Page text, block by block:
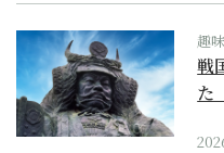
趣
戦
た